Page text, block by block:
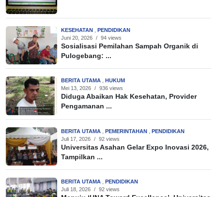
KESEHATAN
PENDIDIKAN
Juni 20, 2026 / 94 views
Sosialisasi Pemilahan Sampah Organik di
Pulogebang: ...
BERITA UTAMA
HUKUM
Mei 13, 2026 / 936 views
Diduga Abaikan Hak Kesehatan, Provider
Pengamanan ...
BERITA UTAMA PEMERINTAHAN
PENDIDIKAN
Juli 17, 2026 / 92 views
Universitas Asahan Gelar Expo Inovasi 2026,
Tampilkan ...
BERITA UTAMA
PENDIDIKAN
Juli 18, 2026 / 92 views